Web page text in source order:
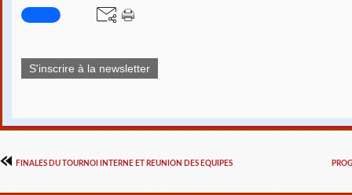
S'inscrire à la newsletter
FINALES DU TOURNOI INTERNE ET REUNION DES EQUIPES